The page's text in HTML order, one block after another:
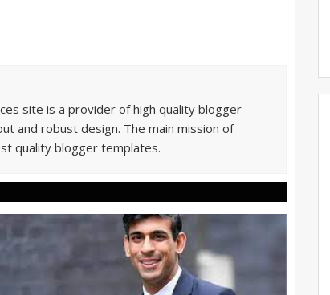
site is a provider of high quality blogger
and robust design. The main mission of
quality blogger templates.